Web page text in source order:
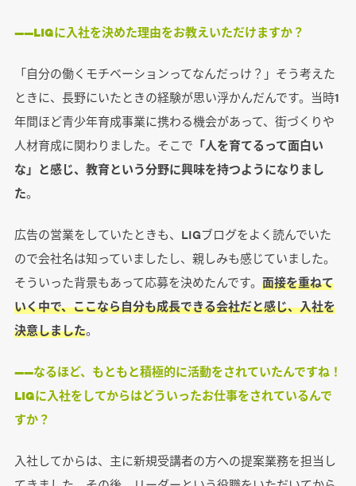
――LIGに入社を決めた理由をお教えいただけますか？
「自分の働くモチベーションってなんだっけ？」そう考えた
ときに、長野にいたときの経験が思い浮かんだんです。当時1
年間ほど青少年育成事業に携わる機会があって、街づくりや
人材育成に関わりました。そこで 「人を育てるって面白い
な」と感じ、教育という分野に興味を持つようになりまし
た。
広告の営業をしていたときも、LIGブログをよく読んでいた
ので会社名は知っていましたし、親しみも感じていました。
そういった背景もあって応募を決めたんです。 面接を重ねて
いく中で、ここなら自分も成長できる会社だと感じ、入社を
決意しました。
――なるほど、もともと積極的に活動をされていたんですね！
LIGに入社をしてからはどういったお仕事をされているんで
すか？
入社してからは、主に新規受講者の方への提案業務を担当し